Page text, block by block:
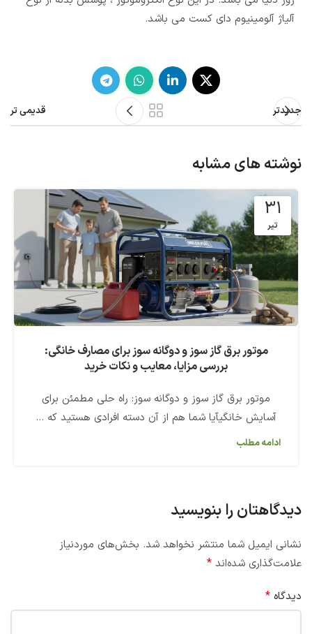
آلیاژ آلومینیوم دای کست می باشد.
جدیدتر قدیمی تر
نوشته های مشابه
31
تیر
موتور برق گاز سوز و دوگانه سوز برای مصارف خانگی:
بررسی مزایا، معایب و نکات خرید
موتور برق گاز سوز و دوگانه سوز: راه حلی مطمئن برای
آسایش خانگیآیا شما هم از آن دسته افرادی هستید که ...
ادامه مطلب
دیدگاهتان را بنویسید
نشانی ایمیل شما منتشر نخواهد شد. بخش‌های موردنیاز
علامت‌گذاری شده‌اند *
دیدگاه *